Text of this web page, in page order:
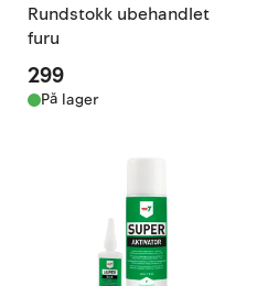
Rundstokk ubehandlet
furu
299
På lager